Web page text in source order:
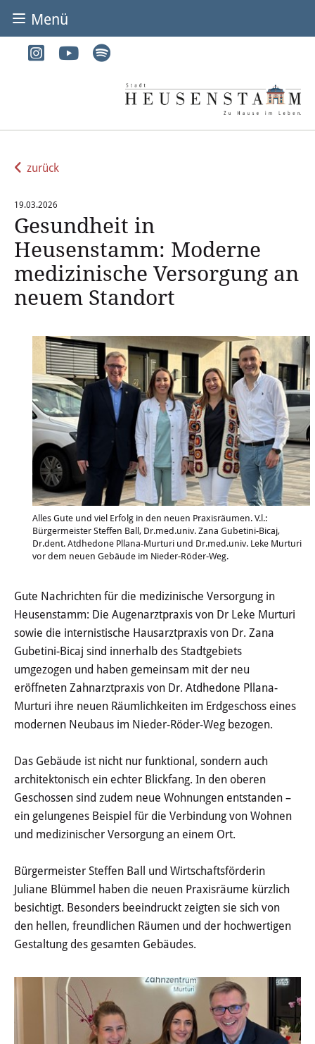
zurück
19.03.2026
Gesundheit in
Heusenstamm: Moderne
medizinische Versorgung an
neuem Standort
Alles Gute und viel Erfolg in den neuen Praxisräumen. V.l.:
Bürgermeister Steffen Ball, Dr.med.univ. Zana Gubetini-Bicaj,
Dr.dent. Atdhedone Pllana-Murturi und Dr.med.univ. Leke Murturi
vor dem neuen Gebäude im Nieder-Röder-Weg.
Gute Nachrichten für die medizinische Versorgung in
Heusenstamm: Die Augenarztpraxis von Dr Leke Murturi
sowie die internistische Hausarztpraxis von Dr. Zana
Gubetini-Bicaj sind innerhalb des Stadtgebiets
umgezogen und haben gemeinsam mit der neu
eröffneten Zahnarztpraxis von Dr. Atdhedone Pllana-
Murturi ihre neuen Räumlichkeiten im Erdgeschoss eines
modernen Neubaus im Nieder-Röder-Weg bezogen.
Das Gebäude ist nicht nur funktional, sondern auch
architektonisch ein echter Blickfang. In den oberen
Geschossen sind zudem neue Wohnungen entstanden –
ein gelungenes Beispiel für die Verbindung von Wohnen
und medizinischer Versorgung an einem Ort.
Bürgermeister Steffen Ball und Wirtschaftsförderin
Juliane Blümmel haben die neuen Praxisräume kürzlich
besichtigt. Besonders beeindruckt zeigten sie sich von
den hellen, freundlichen Räumen und der hochwertigen
Gestaltung des gesamten Gebäudes.
Menü
BÜRGER & STADT
Bürgerbüro
Heirat
Abfall & Entsorgung
Wasser & Abwasser
Ortsgerichte & Schiedsamt
Verwaltung & Politik
Satzungen & Stadtrecht
Ausschreibungen
Karriere & Ausbildung
Ehrungen
Haushalt
Sitzungsinfo
Gremien
Danke für die Anmeldung
Wahlen
Aktuelle Meldungen
Detail
Offenlagen
Publikationen